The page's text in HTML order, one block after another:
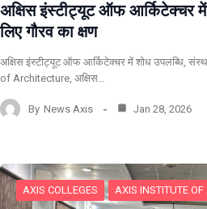
अक्षिस इंस्टीट्यूट ऑफ आर्किटेक्चर
लिए गौरव का क्षण
अक्षिस इंस्टीट्यूट ऑफ आर्किटेक्चर में शोध उपलब्धि,
of Architecture, अक्षिस…
By News Axis Jan 28, 2026
AXIS COLLEGES AXIS INSTITUTE OF